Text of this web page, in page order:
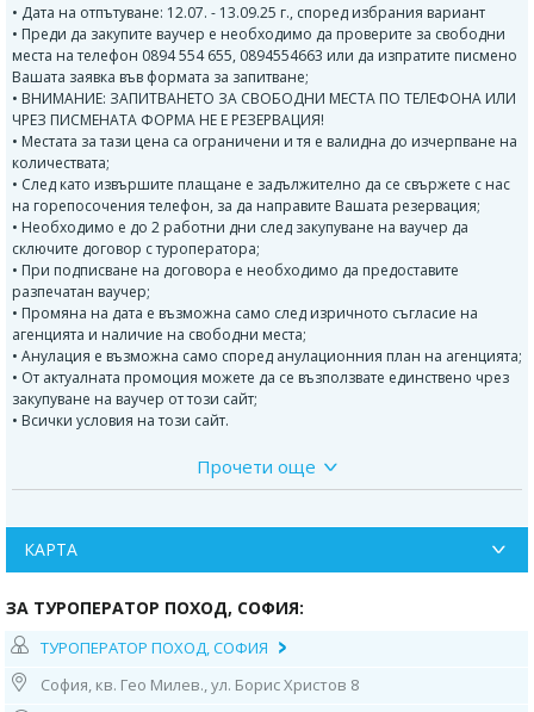
• Дата на отпътуване: 12.07. - 13.09.25 г., според избрания вариант
• Преди да закупите ваучер е необходимо да проверите за свободни
места на телефон 0894 554 655, 0894554663 или да изпратите писмено
Вашата заявка във формата за запитване;
• ВНИМАНИЕ: ЗАПИТВАНЕТО ЗА СВОБОДНИ МЕСТА ПО ТЕЛЕФОНА ИЛИ
ЧРЕЗ ПИСМЕНАТА ФОРМА НЕ Е РЕЗЕРВАЦИЯ!
• Местата за тази цена са ограничени и тя е валидна до изчерпване на
количествата;
• След като извършите плащане е задължително да се свържете с нас
на горепосочения телефон, за да направите Вашата резервация;
• Необходимо е до 2 работни дни след закупуване на ваучер да
сключите договор с туроператора;
• При подписване на договора е необходимо да предоставите
разпечатан ваучер;
• Промяна на дата е възможна само след изричното съгласие на
агенцията и наличие на свободни места;
• Анулация е възможна само според анулационния план на агенцията;
• От актуалната промоция можете да се възползвате единствено чрез
закупуване на ваучер от този сайт;
• Всички условия на този сайт.
Програма на пътуването:
маршрут София -Чорлу. Пристигане в града - Чорлу̀ (на турски: Çorlu) е
град в Република Турция, Източна Тракия. Градът е част от вилаета
Родосто, а населението му е 279 251 жители.Чорлу е съвременен
фабрики и заводи, предимно от текстилната и шивашката
промишленост. В града живеят и работят много преселници от
България. Настаняване при възможност веднага. Срещу заплащане
може да се посети Текирдаг за разходка или плаж. Нощувка.
Прочети още
КАРТА
ЗА ТУРОПЕРАТОР ПОХОД, СОФИЯ:
ТУРОПЕРАТОР ПОХОД, СОФИЯ
София, кв. Гео Милев., ул. Борис Христов 8